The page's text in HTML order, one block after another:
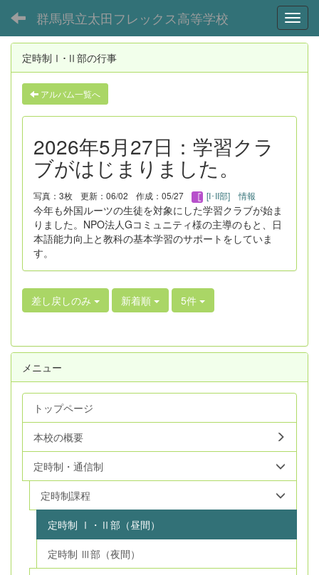
群馬県立太田フレックス高等学校
定時制Ⅰ･Ⅱ部の行事
アルバム一覧へ
2026年5月27日：学習クラ
ブがはじまりました。
写真：3枚 更新：06/02 作成：05/27 [I･II部] 情報
今年も外国ルーツの生徒を対象にした学習クラブが始ま
りました。NPO法人Gコミュニティ様の主導のもと、日
本語能力向上と教科の基本学習のサポートをしていま
す。
差し戻しのみ 新着順 5件
メニュー
トップページ
本校の概要
定時制・通信制
定時制課程
定時制 Ⅰ・Ⅱ部（昼間）
定時制 Ⅲ部（夜間）